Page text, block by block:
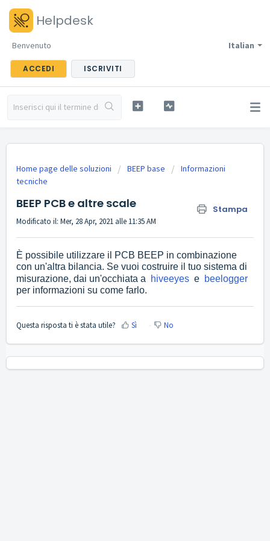
Helpdesk
Italian
Benvenuto
ACCEDI ISCRIVITI
Home page delle soluzioni BEEP base
Informazioni
tecniche
BEEP PCB e altre scale Stampa
Modificato il: Mer, 28 Apr, 2021 alle 11:35 AM
È possibile utilizzare il PCB BEEP in combinazione
con un'altra bilancia. Se vuoi costruire il tuo sistema di
misurazione, dai un'occhiata a
hiveeyes e beelogger
per informazioni su come farlo.
Questa risposta ti è stata utile? Sì No